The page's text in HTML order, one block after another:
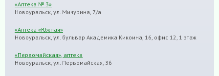
«Аптека № 3»
Новоуральск, ул. Мичурина, 7/а
«Аптека «Южная»
Новоуральск, ул. бульвар Академика Кикоина, 16, офис 12, 1 этаж
«Первомайская», аптека
Новоуральск, ул. Первомайская, 36